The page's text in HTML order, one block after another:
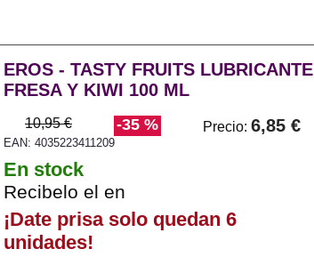
EROS - TASTY FRUITS LUBRICANTE
FRESA Y KIWI 100 ML
Precio:6,85 €
-35 %
10,95 €
EAN: 4035223411209
En stock
Recibelo el en
¡Date prisa solo quedan 6
unidades!